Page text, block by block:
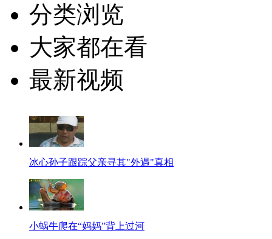
分类浏览
大家都在看
最新视频
冰心孙子跟踪父亲寻其"外遇"真相
小蜗牛爬在“妈妈”背上过河